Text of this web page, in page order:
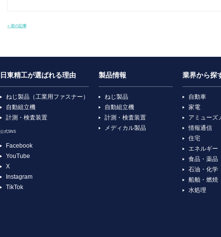
< 前の記事
日東精工が選ばれる理由
ねじ製品（工業用ファスナー）
自動組立機
計測・検査装置
公式SNS
Facebook
YouTube
X
Instagram
TikTok
製品情報
ねじ製品
自動組立機
計測・検査装置
メディカル製品
業界から探
自動車
家電
アミューズ
情報通信
住宅
エネルギー
食品・薬品
石油・化学
船舶・燃焼
水処理